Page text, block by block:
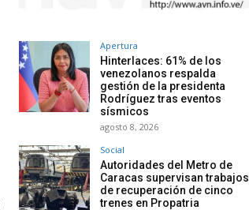
Apertura
Hinterlaces: 61% de los
venezolanos respalda
gestión de la presidenta
Rodríguez tras eventos
sísmicos
agosto 8, 2026
Social
Autoridades del Metro de
Caracas supervisan trabajos
de recuperación de cinco
trenes en Propatria